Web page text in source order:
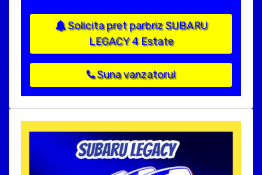
Solicita pret parbriz SUBARU
LEGACY 4 Estate
Suna vanzatorul